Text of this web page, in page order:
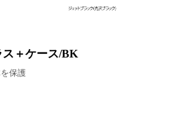
ス＋ケース/BK
保護